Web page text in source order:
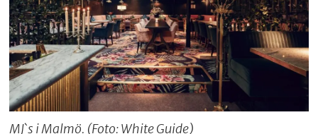
MJ`s i Malmö. (Foto: White Guide)